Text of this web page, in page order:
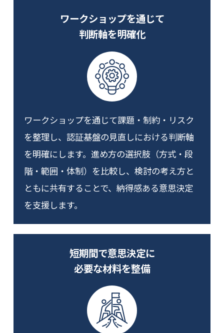
ワークショップを通じて
判断軸を明確化
ワークショップを通じて課題・制約・リスク
を整理し、認証基盤の見直しにおける判断軸
を明確にします。進め方の選択肢（方式・段
階・範囲・体制）を比較し、検討の考え方と
ともに共有することで、納得感ある意思決定
を支援します。
短期間で意思決定に
必要な材料を整備